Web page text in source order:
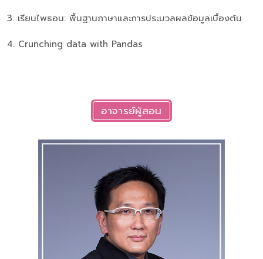
3. เรียนไพธอน: พื้นฐานภาษาและการประมวลผลข้อมูลเบื้องต้น
4. Crunching data with Pandas
อาจารย์ผู้สอน